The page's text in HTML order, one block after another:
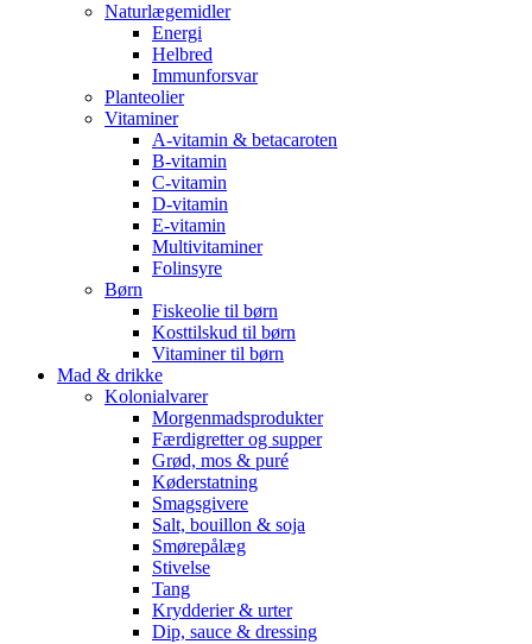
Naturlægemidler
Energi
Helbred
Immunforsvar
Planteolier
Vitaminer
A-vitamin & betacaroten
B-vitamin
C-vitamin
D-vitamin
E-vitamin
Multivitaminer
Folinsyre
Børn
Fiskeolie til børn
Kosttilskud til børn
Vitaminer til børn
Mad & drikke
Kolonialvarer
Morgenmadsprodukter
Færdigretter og supper
Grød, mos & puré
Køderstatning
Smagsgivere
Salt, bouillon & soja
Smørepålæg
Stivelse
Tang
Krydderier & urter
Dip, sauce & dressing